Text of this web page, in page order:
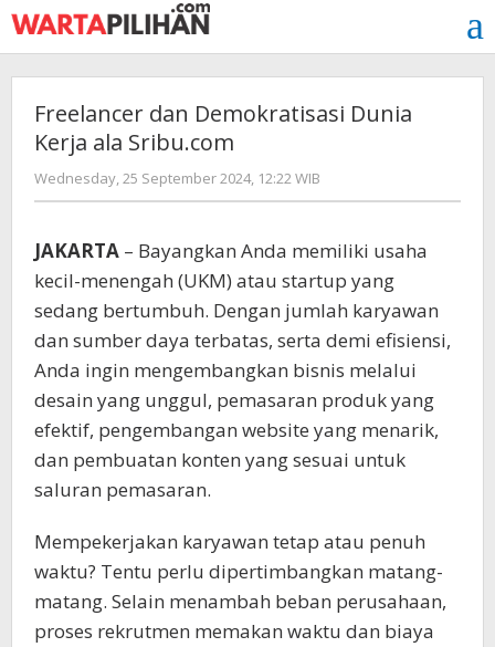
Skip
to
content
Freelancer dan Demokratisasi Dunia
Kerja ala Sribu.com
Wednesday, 25 September 2024, 12:22 WIB
Adi
JAKARTA – Bayangkan Anda memiliki usaha
kecil-menengah (UKM) atau startup yang
sedang bertumbuh. Dengan jumlah karyawan
dan sumber daya terbatas, serta demi efisiensi,
Anda ingin mengembangkan bisnis melalui
desain yang unggul, pemasaran produk yang
efektif, pengembangan website yang menarik,
dan pembuatan konten yang sesuai untuk
saluran pemasaran.
Mempekerjakan karyawan tetap atau penuh
waktu? Tentu perlu dipertimbangkan matang-
matang. Selain menambah beban perusahaan,
proses rekrutmen memakan waktu dan biaya